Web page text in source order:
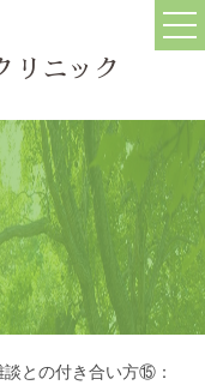
リニック
フォーム
談との付き合い方⑮：